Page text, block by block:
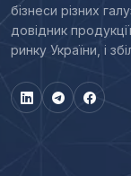
бізнеси різних
довідник
ринку України, і